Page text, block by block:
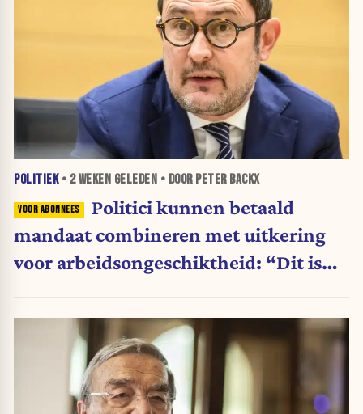
POLITIEK• 2 WEKEN GELEDEN • DOOR PETER BACKX
Politici kunnen betaald
mandaat combineren met uitkering
voor arbeidsongeschiktheid: “Dit is